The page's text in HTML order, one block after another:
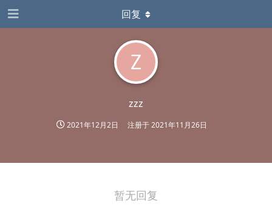
Z
zzz
2021年12月2日 注册于2021年11月26日
回复
暂无回复